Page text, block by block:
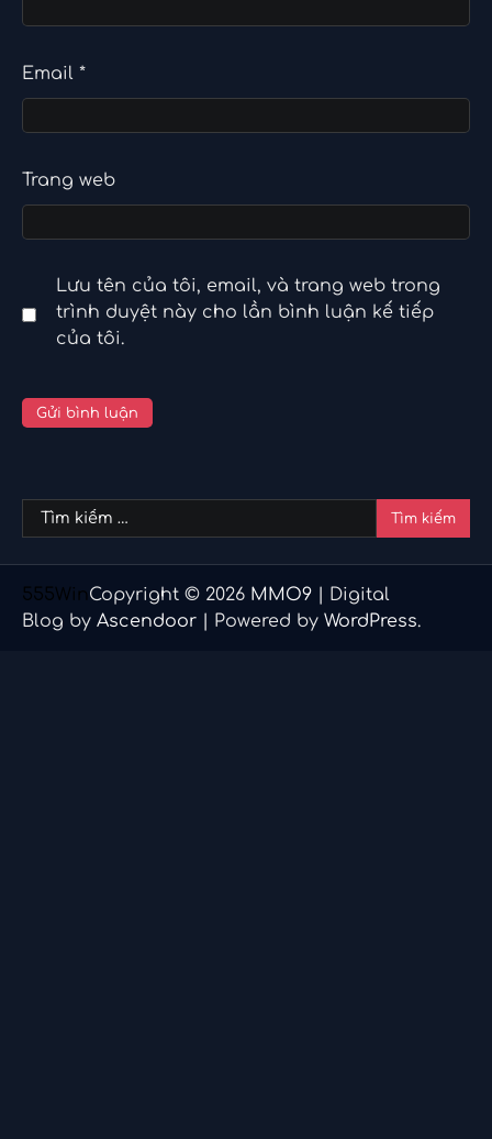
Email *
Trang web
Lưu tên của tôi, email, và trang web trong
trình duyệt này cho lần bình luận kế tiếp
của tôi.
Tìm
kiếm
cho:
555WinCopyright © 2026 MMO9 | Digital
Blog by Ascendoor | Powered by WordPress.